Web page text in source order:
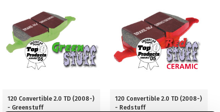
120 Convertible 2.0 TD (2008-)
- Greenstuff
120 Convertible 2.0 TD (2008-)
- Redstuff